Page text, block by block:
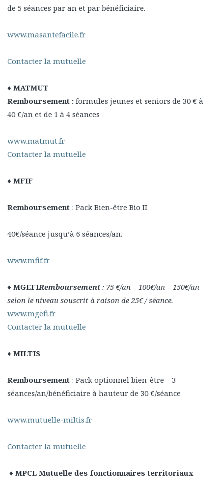
de 5 séances par an et par bénéficiaire.
www.masantefacile.fr
Contacter la mutuelle
♦ MATMUT
Remboursement : formules jeunes et seniors de 30 € à
40 €/an et de 1 à 4 séances
www.matmut.fr
Contacter la mutuelle
♦ MFIF
Remboursement : Pack Bien-être Bio II
40€/séance jusqu’à 6 séances/an.
www.mfif.fr
♦ MGEFIRemboursement: 75 €/an – 100€/an – 150€/an
selon le niveau souscrit à raison de 25€ / séance.
www.mgefi.fr
Contacter la mutuelle
♦ MILTIS
Remboursement : Pack optionnel bien-être – 3
séances/an/bénéficiaire à hauteur de 30 €/séance
www.mutuelle-miltis.fr
Contacter la mutuelle
♦ MPCL Mutuelle des fonctionnaires territoriaux